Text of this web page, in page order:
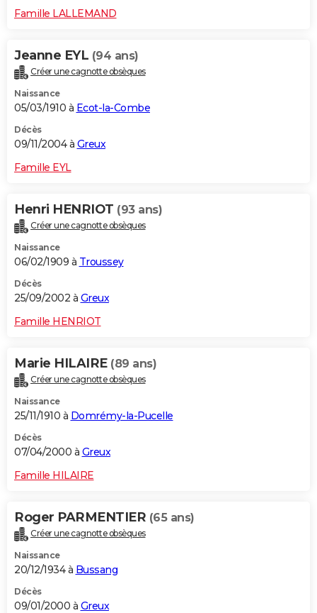
Famille LALLEMAND
Jeanne EYL (94 ans)
Créer une cagnotte obsèques
Naissance
05/03/1910 à Ecot-la-Combe
Décès
09/11/2004 à Greux
Famille EYL
Henri HENRIOT (93 ans)
Créer une cagnotte obsèques
Naissance
06/02/1909 à Troussey
Décès
25/09/2002 à Greux
Famille HENRIOT
Marie HILAIRE (89 ans)
Créer une cagnotte obsèques
Naissance
25/11/1910 à Domrémy-la-Pucelle
Décès
07/04/2000 à Greux
Famille HILAIRE
Roger PARMENTIER (65 ans)
Créer une cagnotte obsèques
Naissance
20/12/1934 à Bussang
Décès
09/01/2000 à Greux